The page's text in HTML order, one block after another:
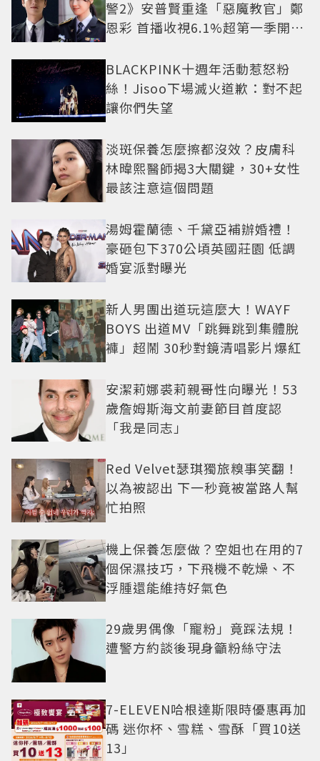
警2》安普賢重逢「惡魔教官」鄭
恩彩 首播收視6.1%超第一季開紅
BLACKPINK十週年活動惹怒粉
絲！Jisoo下場滅火道歉：對不起
讓你們失望
淡斑保養怎麼擦都沒效？皮膚科
林暐熙醫師揭3大關鍵，30+女性
最該注意這個問題
湯姆霍蘭德、千黛亞補辦婚禮！
豪砸包下370公頃英國莊園 低調
婚宴派對曝光
新人男團出道玩這麼大！WAYF
BOYS 出道MV「跳舞跳到集體脫
褲」超鬧 30秒對鏡清唱影片爆紅
安潔莉娜裘莉親哥性向曝光！53
歲詹姆斯海文前妻節目首度認
「我是同志」
Red Velvet瑟琪獨旅糗事笑翻！
以為被認出 下一秒竟被當路人幫
忙拍照
機上保養怎麼做？空姐也在用的7
個保濕技巧，下飛機不乾燥、不
浮腫還能維持好氣色
29歲男偶像「寵粉」竟踩法規！
遭警方約談後現身籲粉絲守法
7-ELEVEN哈根達斯限時優惠再加
碼 迷你杯、雪糕、雪酥「買10送
13」